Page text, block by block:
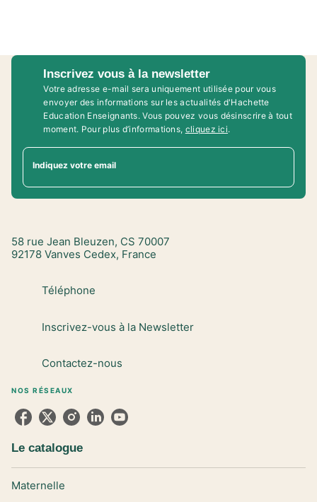
Inscrivez vous à la newsletter
Votre adresse e-mail sera uniquement utilisée pour vous
envoyer des informations sur les actualités d'Hachette
Education Enseignants. Vous pouvez vous désinscrire à tout
moment. Pour plus d’informations, cliquez ici.
Indiquez votre email
58 rue Jean Bleuzen, CS 70007
92178 Vanves Cedex, France
Téléphone
Inscrivez-vous à la Newsletter
Contactez-nous
NOS RÉSEAUX
Le catalogue
Maternelle